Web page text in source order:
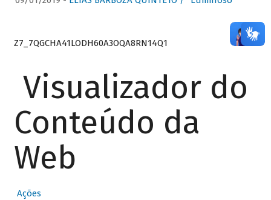
Z7_7QGCHA41LODH60A3OQA8RN14Q1
Visualizador do
Conteúdo da
Web
Ações